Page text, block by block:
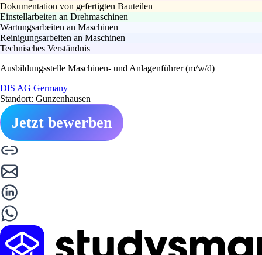
Dokumentation von gefertigten Bauteilen
Einstellarbeiten an Drehmaschinen
Wartungsarbeiten an Maschinen
Reinigungsarbeiten an Maschinen
Technisches Verständnis
Ausbildungsstelle Maschinen- und Anlagenführer (m/w/d)
DIS AG Germany
Standort: Gunzenhausen
Jetzt bewerben